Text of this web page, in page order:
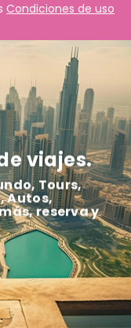
viajes.
Tours,
Autos,
reserva y
Condiciones de uso